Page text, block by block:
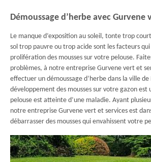
Démoussage d’herbe avec Gurvene
Le manque d’exposition au soleil, tonte trop
sol trop pauvre ou trop acide sont les facteurs
prolifération des mousses sur votre pelouse.
problèmes, à notre entreprise Gurvene vert et
effectuer un démoussage d’herbe dans la ville
développement des mousses sur votre gazon est
pelouse est atteinte d’une maladie. Ayant
notre entreprise Gurvene vert et services est
débarrasser des mousses qui envahissent votre